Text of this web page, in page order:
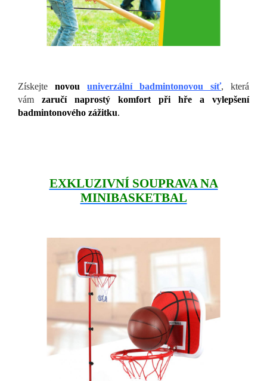
Získejte novou univerzální badmintonovou síť, která
vám zaručí naprostý komfort při hře a vylepšení
badmintonového zážitku.
EXKLUZIVNÍ SOUPRAVA NA
MINIBASKETBAL